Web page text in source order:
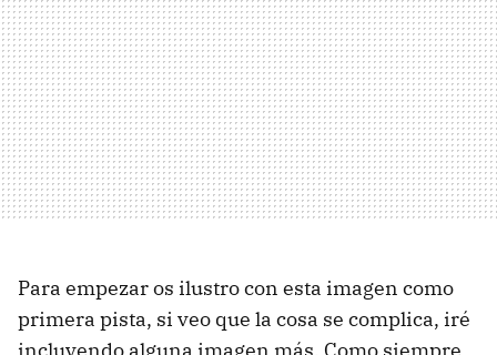
Para empezar os ilustro con esta imagen como
primera pista, si veo que la cosa se complica, iré
incluyendo alguna imagen más. Como siempre